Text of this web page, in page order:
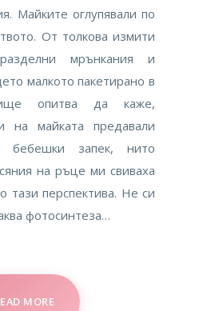
Майките оглупявали по
От толкова измити
мрънкания и
малкото пакетирано в
опитва да каже,
на майката предавали
запек, нито
на ръце ми свиваха
тази перспектива. Не си
фотосинтеза…
MORE